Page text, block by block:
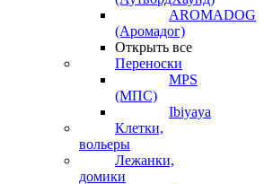
AROMADOG
(Аромадог)
Открыть все
Переноски
MPS
(МПС)
Ibiyaya
Клетки,
вольеры
Лежанки,
домики